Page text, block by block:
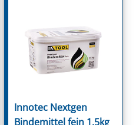
Innotec Nextgen
Bindemittel fein 1,5kg